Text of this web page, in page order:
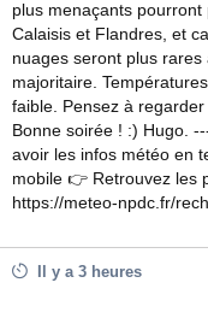
plus menaçants
Calaisis et Flandres, et
nuages seront plus
majoritaire.
faible. Pensez à
Bonne soirée ! :) Hugo.
avoir les infos météo en
mobile 👉 Retrouvez les
https://meteo-npdc.fr/
Il y a 3 heures